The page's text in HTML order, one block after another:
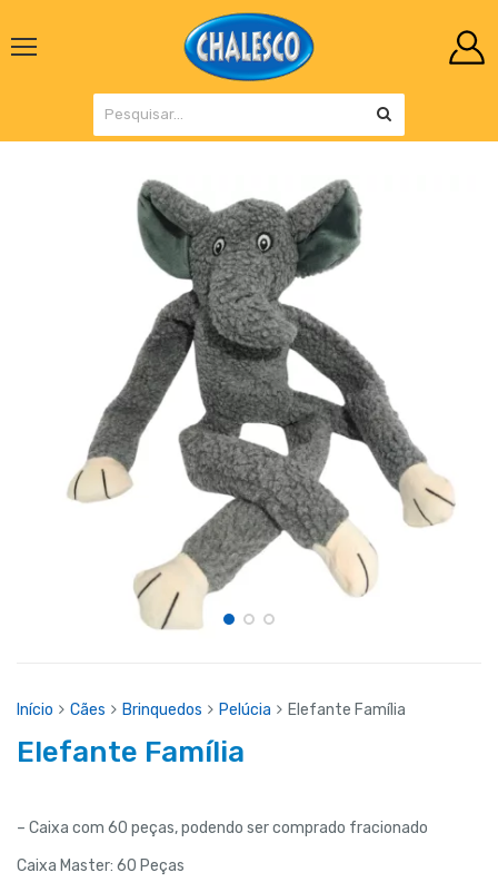
Início Cães Brinquedos Pelúcia Elefante Família
Elefante Família
– Caixa com 60 peças, podendo ser comprado fracionado
Caixa Master: 60 Peças